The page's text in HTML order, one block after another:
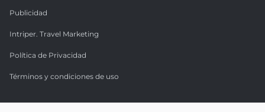
Publicidad
Intriper. Travel Marketing
Política de Privacidad
Términos y condiciones de uso